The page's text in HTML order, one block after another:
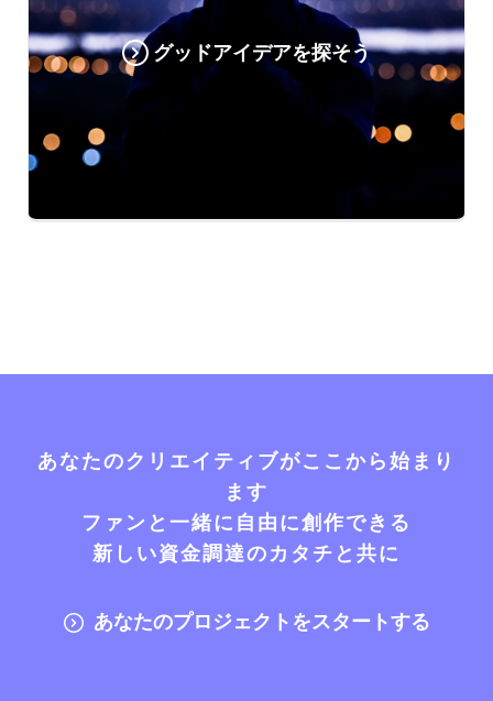
グッドアイデアを探そう
あなたのクリエイティブがここから始まり
ます
ファンと一緒に自由に創作できる
新しい資金調達のカタチと共に
あなたのプロジェクトをスタートする